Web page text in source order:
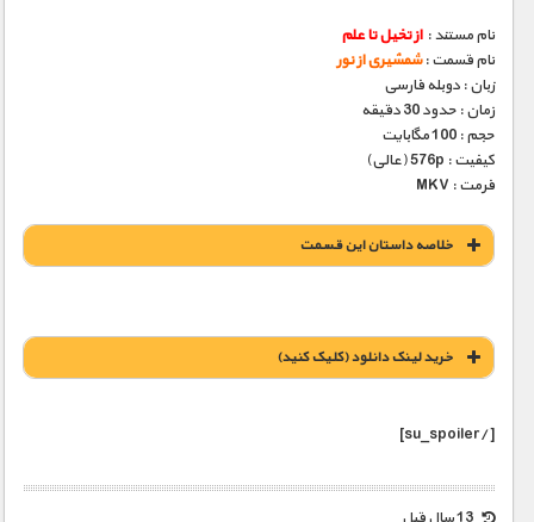
نام مستند : از تخیل تا علم
نام قسمت :شمشیری از نور
زبان : دوبله فارسی
زمان : حدود 30 دقیقه
حجم : 100 مگابایت
کیفیت : 576p (عالی)
فرمت : MKV
خلاصه داستان این قسمت
خريد لينک دانلود (کليک کنيد)
1900 تومان – خريد لينک دانلود (افزودن به سبد خريد)
[/su_spoiler]